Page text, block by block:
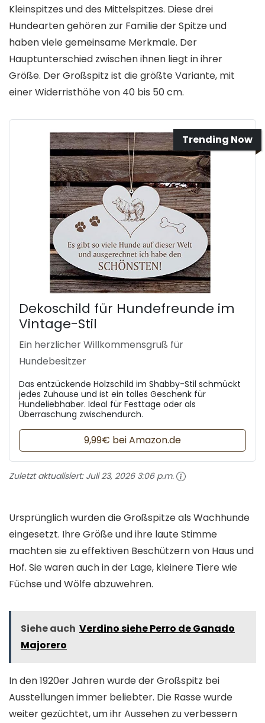
Kleinspitzes und des Mittelspitzes. Diese drei
Hundearten gehören zur Familie der Spitze und
haben viele gemeinsame Merkmale. Der
Hauptunterschied zwischen ihnen liegt in ihrer
Größe. Der Großspitz ist die größte Variante, mit
einer Widerristhöhe von 40 bis 50 cm.
Trending Now
Dekoschild für Hundefreunde im
Vintage-Stil
Ein herzlicher Willkommensgruß für
Hundebesitzer
Das entzückende Holzschild im Shabby-Stil schmückt
jedes Zuhause und ist ein tolles Geschenk für
Hundeliebhaber. Ideal für Festtage oder als
Überraschung zwischendurch.
9,99€ bei Amazon.de
Zuletzt aktualisiert: Juli 23, 2026 3:06 p.m.
Ursprünglich wurden die Großspitze als Wachhunde
eingesetzt. Ihre Größe und ihre laute Stimme
machten sie zu effektiven Beschützern von Haus und
Hof. Sie waren auch in der Lage, kleinere Tiere wie
Füchse und Wölfe abzuwehren.
Siehe auch Verdino siehe Perro de Ganado
Majorero
In den 1920er Jahren wurde der Großspitz bei
Ausstellungen immer beliebter. Die Rasse wurde
weiter gezüchtet, um ihr Aussehen zu verbessern